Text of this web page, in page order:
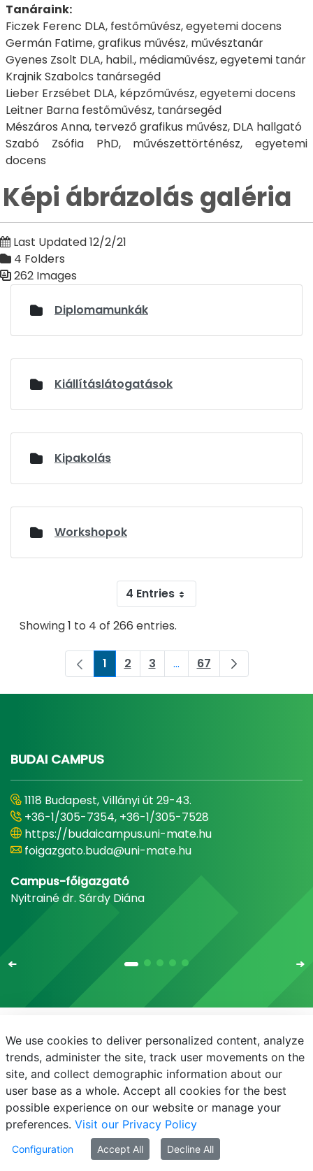
Tanáraink:
Ficzek Ferenc DLA, festőművész, egyetemi docens
Germán Fatime, grafikus művész, művésztanár
Gyenes Zsolt DLA, habil., médiaművész, egyetemi tanár
Krajnik Szabolcs tanársegéd
Lieber Erzsébet DLA, képzőművész, egyetemi docens
Leitner Barna festőművész, tanársegéd
Mészáros Anna, tervező grafikus művész, DLA hallgató
Szabó Zsófia PhD, művészettörténész, egyetemi
docens
Képi ábrázolás galéria
Last Updated 12/2/21
4 Folders
262 Images
Diplomamunkák
Kiállításlátogatások
Kipakolás
Workshopok
4 Entries
Showing 1 to 4 of 266 entries.
Page
1 Page
2 Page
3 ...Intermediate Pages Use
Page
67
BUDAI CAMPUS
1118 Budapest, Villányi út 29-43.
+36-1/305-7354, +36-1/305-7528
https://budaicampus.uni-mate.hu
foigazgato.buda@uni-mate.hu
Campus-főigazgató
Nyitrainé dr. Sárdy Diána
E-mail Telefonkönyv NEPTUN
E-learning
Bejelentkezés
Adatvédelem
© MATE 2021
We use cookies to deliver personalized content, analyze
trends, administer the site, track user movements on the
site, and collect demographic information about our
user base as a whole. Accept all cookies for the best
possible experience on our website or manage your
preferences. Visit our Privacy Policy
Configuration Accept All Decline All